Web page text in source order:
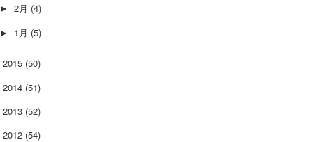
► 2月 (4)
► 1月 (5)
2015 (50)
2014 (51)
2013 (52)
2012 (54)